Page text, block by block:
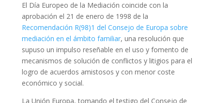
El Día Europeo de la Mediación coincide con la
aprobación el 21 de enero de 1998 de la
Recomendación R(98)1 del Consejo de Europa sobre
mediación en el ámbito familiar, una resolución que
supuso un impulso reseñable en el uso y fomento de
mecanismos de solución de conflictos y litigios para el
logro de acuerdos amistosos y con menor coste
económico y social.
La Unión Europa, tomando el testigo del Consejo de